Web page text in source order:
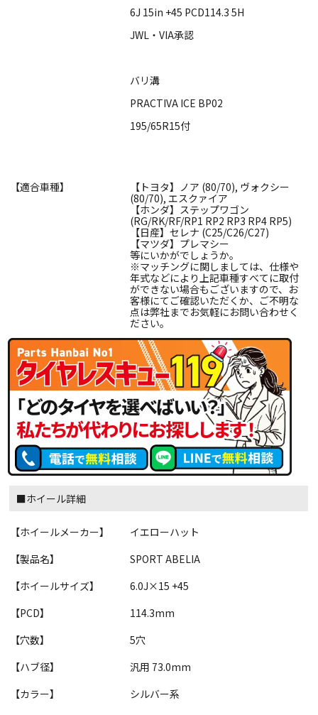
6J 15in +45 PCD114.3 5H
JWL・VIA承認
バリ溝
PRACTIVA ICE BP02
195/65R15付
【適合車種】
【トヨタ】ノア (80/70), ヴォクシー
(80/70), エスクァイア
【ホンダ】ステップワゴン
(RG/RK/RF/RP1 RP2 RP3 RP4 RP5)
【日産】セレナ (C25/C26/C27)
【マツダ】プレマシー
等にいかがでしょうか。
※マッチングに関しましては、仕様や
年式などにより上記車種すべてに取付
ができない場合もございますので、お
客様にてご確認いただくか、ご不明な
点は弊社までお気軽にお問い合わせく
ださい。
■ホイール詳細
【ホイールメーカー】
イエローハット
【製品名】
SPORT ABELIA
【ホイールサイズ】
6.0J×15 +45
【PCD】
114.3mm
【穴数】
5穴
【ハブ径】
汎用 73.0mm
【カラー】
シルバー系